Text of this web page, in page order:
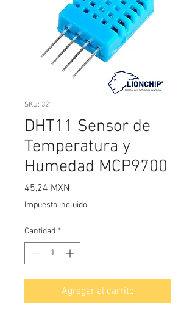
SKU: 321
DHT11 Sensor de
Temperatura y
Humedad MCP9700
45,24 MXN
Impuesto incluido
Cantidad *
Agregar al carrito